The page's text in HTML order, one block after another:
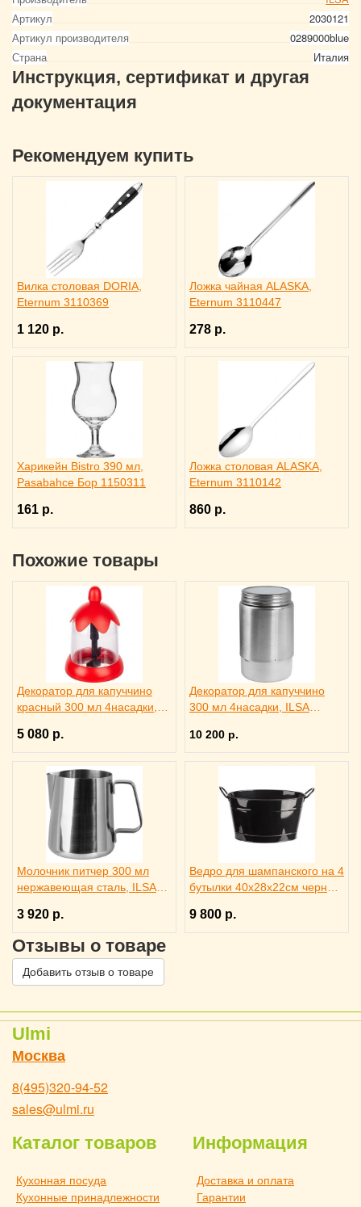
Артикул
2030121
Артикул производителя
0289000blue
Страна
Италия
Инструкция, сертификат и другая
документация
Рекомендуем купить
Вилка столовая DORIA,
Eternum 3110369
1 120 р.
Ложка чайная ALASKA,
Eternum 3110447
278 р.
Харикейн Bistro 390 мл,
Pasabahce Бор 1150311
161 р.
Ложка столовая ALASKA,
Eternum 3110142
860 р.
Похожие товары
Декоратор для капуччино
красный 300 мл 4насадки,
5 080 р.
Декоратор для капуччино
300 мл 4насадки, ILSA
10 200 р.
Молочник питчер 300 мл
нержавеющая сталь, ILSA
3 920 р.
Ведро для шампанского на 4
бутылки 40х28х22см черное,
9 800 р.
Отзывы о товаре
Добавить отзыв о товаре
Ulmi
Москва
8(495)320-94-52
sales@ulmi.ru
Каталог товаров
Кухонная посуда
Кухонные принадлежности
Информация
Доставка и оплата
Гарантии